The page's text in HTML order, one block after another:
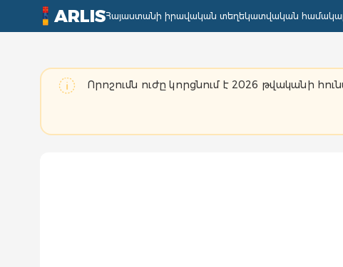
ARLISՀայաստանի իրավական տեղեկատվական
Որոշումն ուժը կորցնում է 2026 թվականի